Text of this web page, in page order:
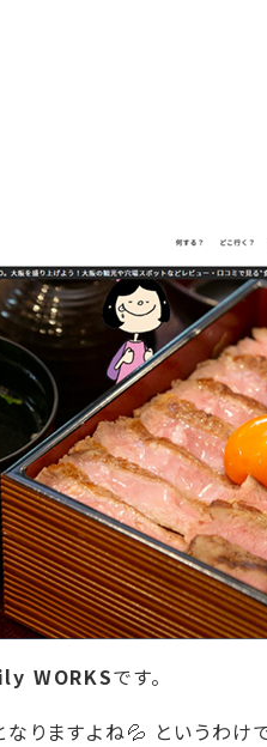
WORKSです。
なりますよね💦 というわけ